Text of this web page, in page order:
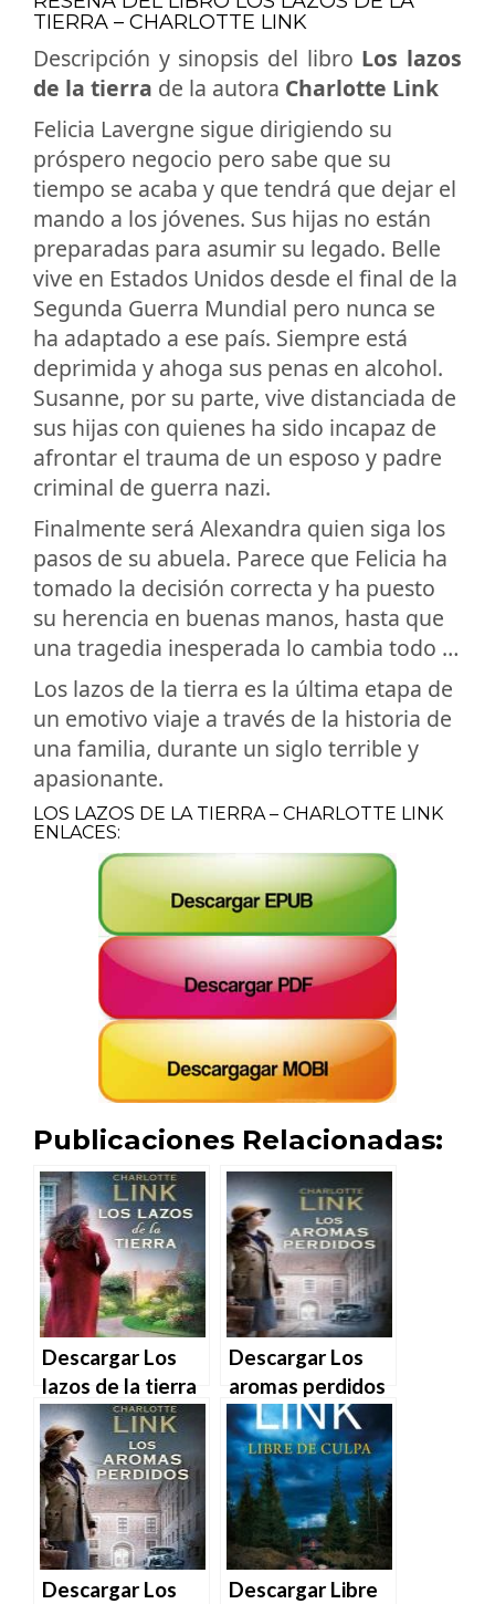
TIERRA – CHARLOTTE LINK
Descripción y sinopsis del libro Los lazos
de la tierra de la autora Charlotte Link
Felicia Lavergne sigue dirigiendo su
próspero negocio pero sabe que su
tiempo se acaba y que tendrá que dejar el
mando a los jóvenes. Sus hijas no están
preparadas para asumir su legado. Belle
vive en Estados Unidos desde el final de la
Segunda Guerra Mundial pero nunca se
ha adaptado a ese país. Siempre está
deprimida y ahoga sus penas en alcohol.
Susanne, por su parte, vive distanciada de
sus hijas con quienes ha sido incapaz de
afrontar el trauma de un esposo y padre
criminal de guerra nazi.
Finalmente será Alexandra quien siga los
pasos de su abuela. Parece que Felicia ha
tomado la decisión correcta y ha puesto
su herencia en buenas manos, hasta que
una tragedia inesperada lo cambia todo …
Los lazos de la tierra es la última etapa de
un emotivo viaje a través de la historia de
una familia, durante un siglo terrible y
apasionante.
LOS LAZOS DE LA TIERRA – CHARLOTTE LINK
ENLACES:
Publicaciones Relacionadas:
Descargar Los
lazos de la tierra
de Charlotte Link
en EPUB | PDF |
MOBI
Descargar Los
aromas perdidos
– Charlotte Link
en EPUB | PDF |
MOBI
Descargar Los
Descargar Libre